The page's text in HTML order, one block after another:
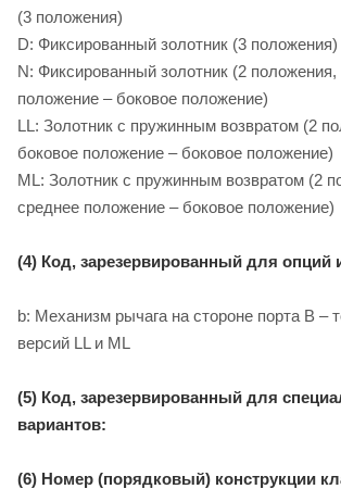
(3 положения)
D: Фиксированный золотник (3 положения)
N: Фиксированный золотник (2 положения,
положение – боковое положение)
LL: Золотник с пружинным возвратом (2
боковое положение – боковое положение)
ML: Золотник с пружинным возвратом (2
среднее положение – боковое положение)
(4) Код, зарезервированный для опций
b: Механизм рычага на стороне порта B –
версий LL и ML
(5) Код, зарезервированный для
вариантов:
(6) Номер (порядковый) конструкции